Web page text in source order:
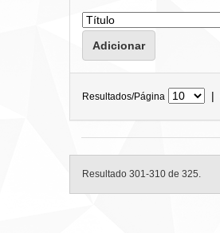
Resultados/Página |
Resultado 301-310 de 325.